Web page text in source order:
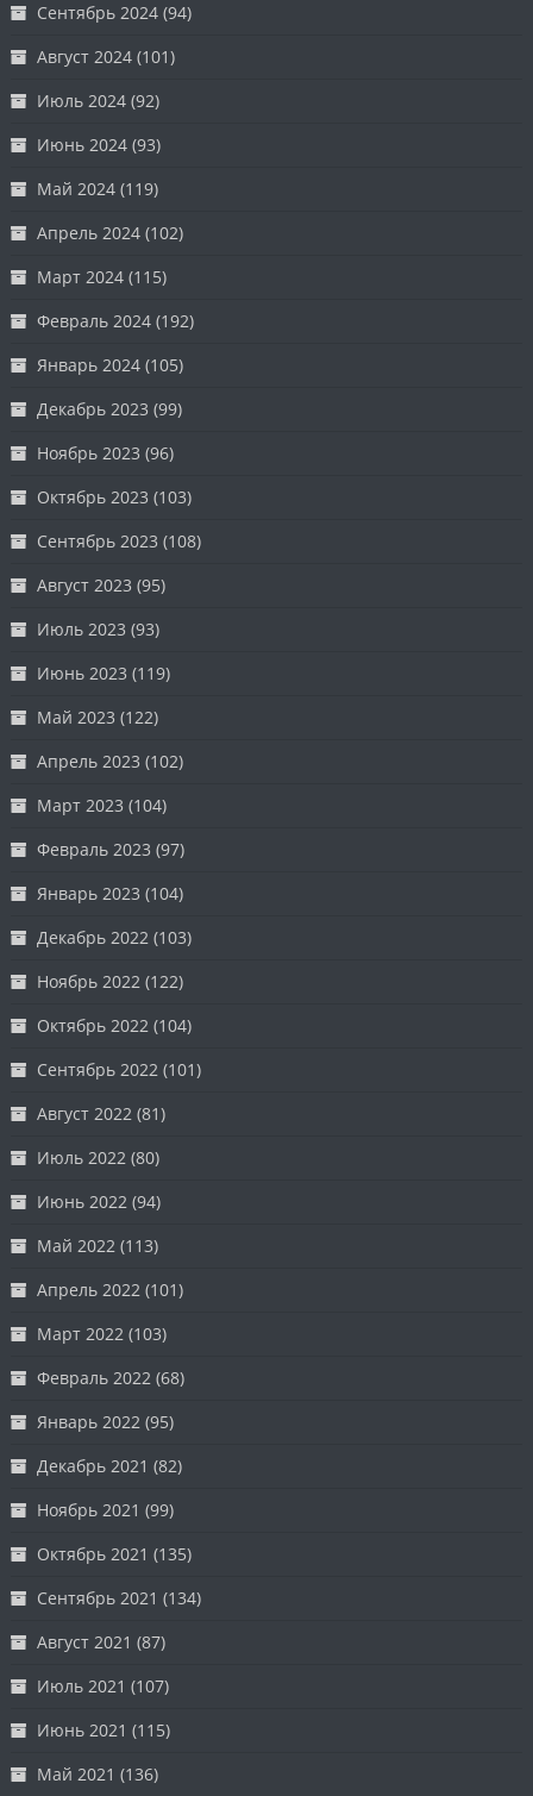
Сентябрь 2024 (94)
Август 2024 (101)
Июль 2024 (92)
Июнь 2024 (93)
Май 2024 (119)
Апрель 2024 (102)
Март 2024 (115)
Февраль 2024 (192)
Январь 2024 (105)
Декабрь 2023 (99)
Ноябрь 2023 (96)
Октябрь 2023 (103)
Сентябрь 2023 (108)
Август 2023 (95)
Июль 2023 (93)
Июнь 2023 (119)
Май 2023 (122)
Апрель 2023 (102)
Март 2023 (104)
Февраль 2023 (97)
Январь 2023 (104)
Декабрь 2022 (103)
Ноябрь 2022 (122)
Октябрь 2022 (104)
Сентябрь 2022 (101)
Август 2022 (81)
Июль 2022 (80)
Июнь 2022 (94)
Май 2022 (113)
Апрель 2022 (101)
Март 2022 (103)
Февраль 2022 (68)
Январь 2022 (95)
Декабрь 2021 (82)
Ноябрь 2021 (99)
Октябрь 2021 (135)
Сентябрь 2021 (134)
Август 2021 (87)
Июль 2021 (107)
Июнь 2021 (115)
Май 2021 (136)